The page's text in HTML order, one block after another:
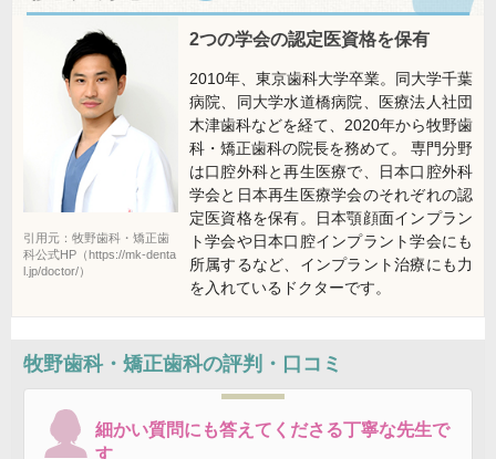
引用元：牧野歯科・矯正歯
科公式HP（https://mk-denta
l.jp/doctor/）
2つの学会の認定医資格を保有
2010年、東京歯科大学卒業。同大学千葉
病院、同大学水道橋病院、医療法人社団
木津歯科などを経て、2020年から牧野歯
科・矯正歯科の院長を務めて。 専門分野
は口腔外科と再生医療で、日本口腔外科
学会と日本再生医療学会のそれぞれの認
定医資格を保有。日本顎顔面インプラン
ト学会や日本口腔インプラント学会にも
所属するなど、インプラント治療にも力
を入れているドクターです。
牧野歯科・矯正歯科の評判・口コミ
細かい質問にも答えてくださる丁寧な先生で
す